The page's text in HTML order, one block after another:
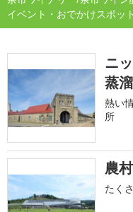
イベント・おでかけスポット
ニ
蒸
熱い
所
農
たく